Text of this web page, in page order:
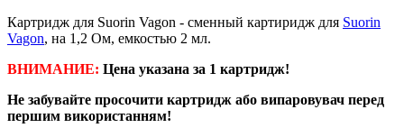
Картридж для Suorin Vagon - сменный картиридж для Suorin
Vagon, на 1,2 Ом, емкостью 2 мл.
ВНИМАНИЕ: Цена указана за 1 картридж!
Не забувайте просочити картридж або випаровувач перед
першим використанням!